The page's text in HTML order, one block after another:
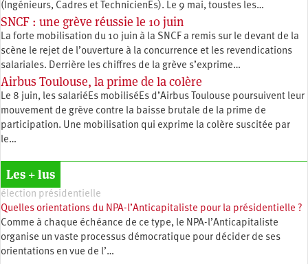
(Ingénieurs, Cadres et TechnicienEs). Le 9 mai, toustes les…
SNCF : une grève réussie le 10 juin
La forte mobilisation du 10 juin à la SNCF a remis sur le devant de la
scène le rejet de l’ouverture à la concurrence et les revendications
salariales. Derrière les chiffres de la grève s’exprime…
Airbus Toulouse, la prime de la colère
Le 8 juin, les salariéEs mobiliséEs d’Airbus Toulouse poursuivent leur
mouvement de grève contre la baisse brutale de la prime de
participation. Une mobilisation qui exprime la colère suscitée par
le…
Les + lus
élection présidentielle
Quelles orientations du NPA-l’Anticapitaliste pour la présidentielle ?
Comme à chaque échéance de ce type, le NPA-l’Anticapitaliste
organise un vaste processus démocratique pour décider de ses
orientations en vue de l’…